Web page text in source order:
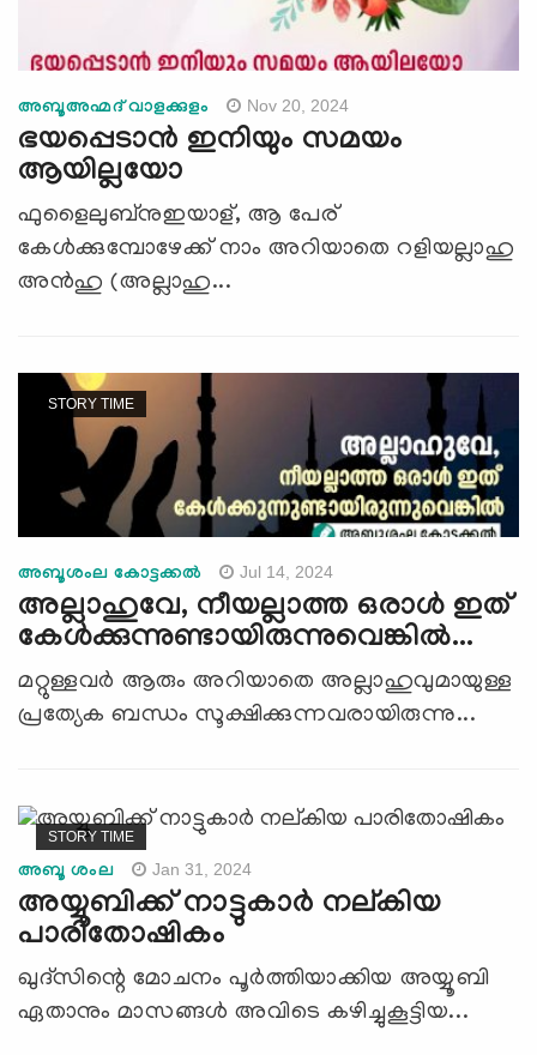
അബൂഅഹ്മദ് വാളക്കുളം Nov 20, 2024
ഭയപ്പെടാന്‍ ഇനിയും സമയം
ആയില്ലയോ
ഫുളൈലുബ്നുഇയാള്, ആ പേര്
കേള്‍ക്കുമ്പോഴേക്ക് നാം അറിയാതെ റളിയല്ലാഹു
അന്‍ഹു (അല്ലാഹു...
STORY TIME
അബൂശംല കോട്ടക്കല്‍ Jul 14, 2024
അല്ലാഹുവേ, നീയല്ലാത്ത ഒരാള്‍ ഇത്
കേള്‍ക്കുന്നുണ്ടായിരുന്നുവെങ്കില്‍...
മറ്റുള്ളവര്‍ ആരും അറിയാതെ അല്ലാഹുവുമായുള്ള
പ്രത്യേക ബന്ധം സൂക്ഷിക്കുന്നവരായിരുന്നു...
STORY TIME
അബൂ ശംല Jan 31, 2024
അയ്യൂബിക്ക് നാട്ടുകാര്‍ നല്കിയ
പാരിതോഷികം
ഖുദ്സിന്റെ മോചനം പൂര്‍ത്തിയാക്കിയ അയ്യൂബി
ഏതാനും മാസങ്ങള്‍ അവിടെ കഴിച്ചുകൂട്ടിയ...